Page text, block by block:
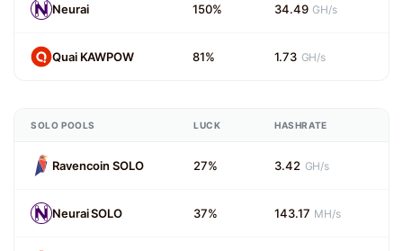
Neurai 150% 34.49 GH/s
Quai KAWPOW 81% 1.73 GH/s
SOLO POOLS LUCK HASHRATE
Ravencoin SOLO 27% 3.42 GH/s
Neurai SOLO 37% 143.17 MH/s